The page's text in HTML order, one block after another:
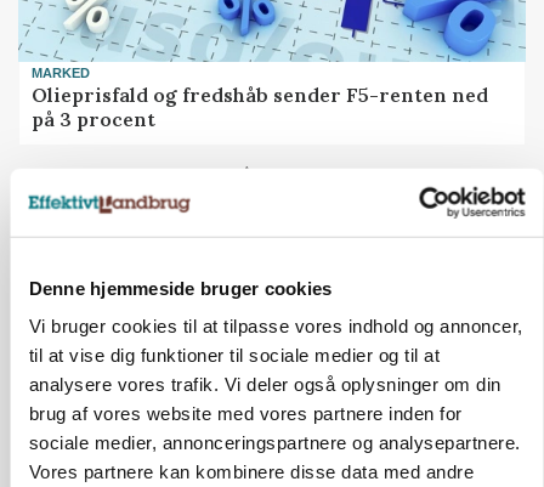
Denne hjemmeside bruger cookies
Vi bruger cookies til at tilpasse vores indhold og annoncer,
til at vise dig funktioner til sociale medier og til at
analysere vores trafik. Vi deler også oplysninger om din
brug af vores website med vores partnere inden for
sociale medier, annonceringspartnere og analysepartnere.
Vores partnere kan kombinere disse data med andre
MARKED
Olieprisfald og fredshåb sender F5-renten ned
på 3 procent
Annonce